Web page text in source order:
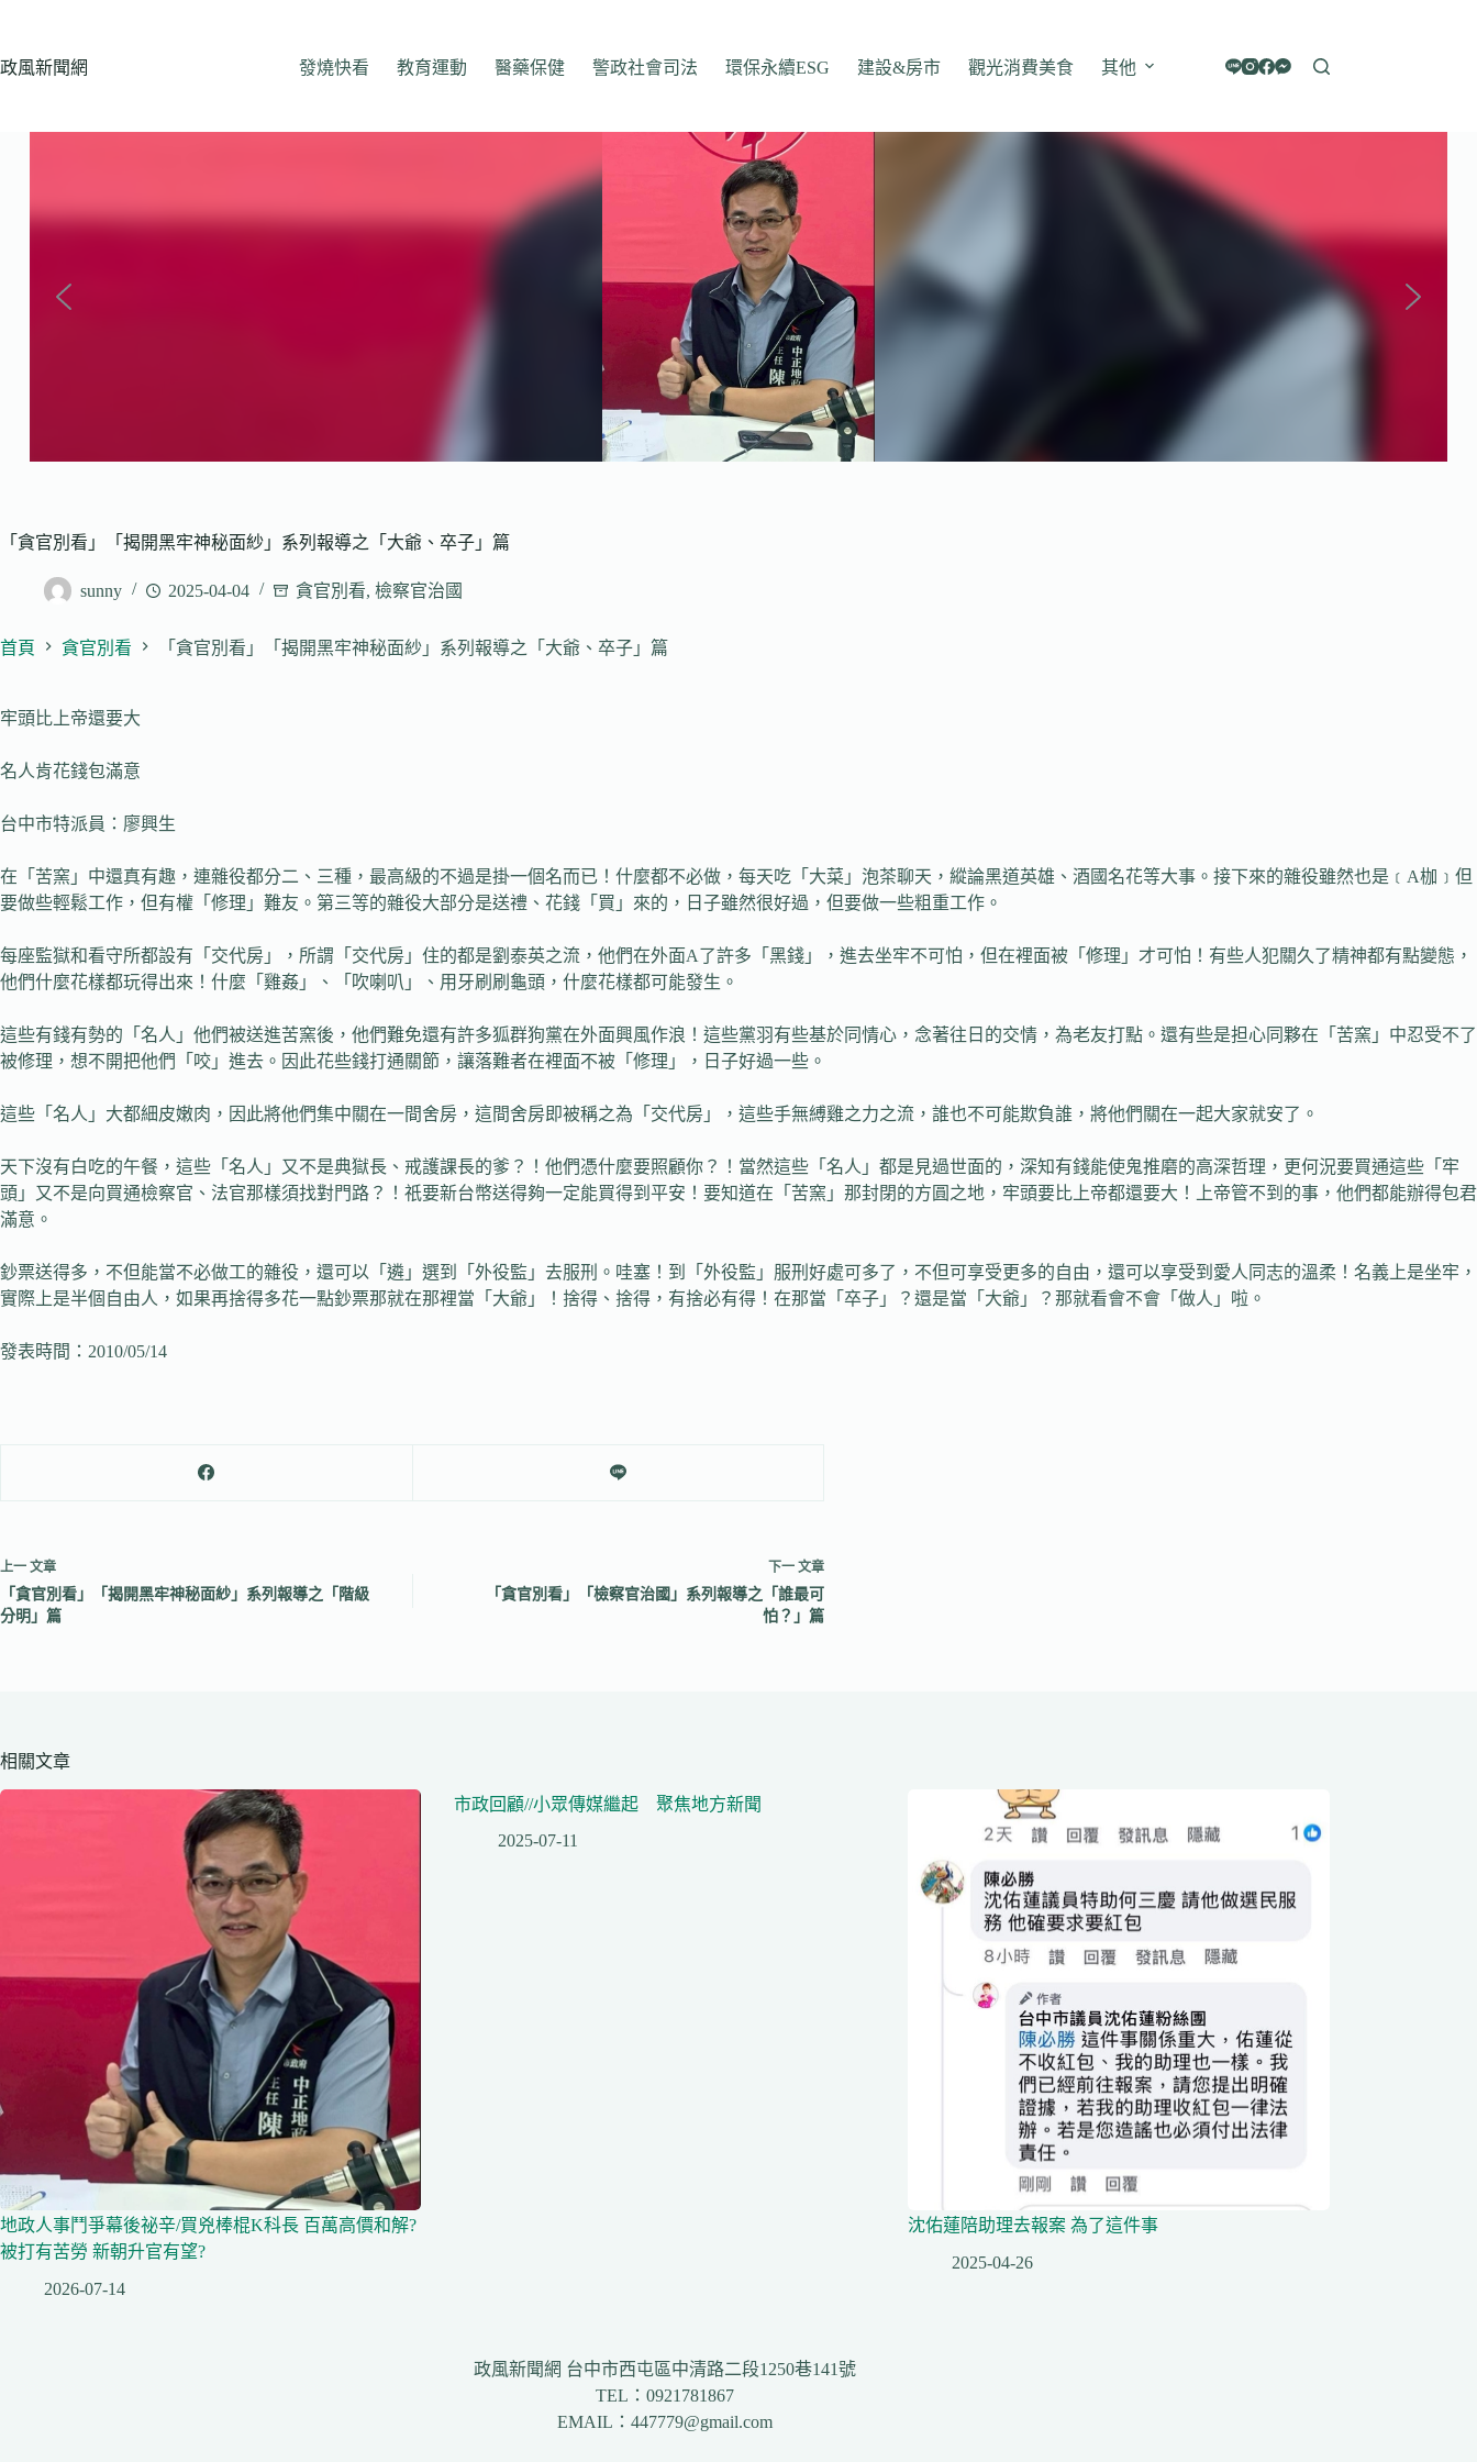
主
政風新聞網 發燒快看 教育運動 醫藥保健 警政社會司法 環保永續ESG 建設&房市 觀光消費美食 其他
「貪官別看」「揭開黑牢神秘面紗」系列報導之「大爺、卒子」篇
sunny 2025-04-04 貪官別看, 檢察官治國
首頁 貪官別看 「貪官別看」「揭開黑牢神秘面紗」系列報導之「大爺、卒子」篇
牢頭比上帝還要大
名人肯花錢包滿意
台中市特派員：廖興生
在「苦窯」中還真有趣，連雜役都分二、三種，最高級的不過是掛一個名而已！什麼都不必做，每天吃「大菜」泡茶聊天，縱論黑道英雄、酒國名花等大事。接下來的雜役雖然也是﹝A枷﹞但
要做些輕鬆工作，但有權「修理」難友。第三等的雜役大部分是送禮、花錢「買」來的，日子雖然很好過，但要做一些粗重工作。
每座監獄和看守所都設有「交代房」，所謂「交代房」住的都是劉泰英之流，他們在外面A了許多「黑錢」，進去坐牢不可怕，但在裡面被「修理」才可怕！有些人犯關久了精神都有點變態，
他們什麼花樣都玩得出來！什麼「雞姦」、「吹喇叭」、用牙刷刷龜頭，什麼花樣都可能發生。
這些有錢有勢的「名人」他們被送進苦窯後，他們難免還有許多狐群狗黨在外面興風作浪！這些黨羽有些基於同情心，念著往日的交情，為老友打點。還有些是担心同夥在「苦窯」中忍受不了
被修理，想不開把他們「咬」進去。因此花些錢打通關節，讓落難者在裡面不被「修理」，日子好過一些。
這些「名人」大都細皮嫩肉，因此將他們集中關在一間舍房，這間舍房即被稱之為「交代房」，這些手無縛雞之力之流，誰也不可能欺負誰，將他們關在一起大家就安了。
天下沒有白吃的午餐，這些「名人」又不是典獄長、戒護課長的爹？！他們憑什麼要照顧你？！當然這些「名人」都是見過世面的，深知有錢能使鬼推磨的高深哲理，更何況要買通這些「牢
頭」又不是向買通檢察官、法官那樣須找對門路？！祇要新台幣送得夠一定能買得到平安！要知道在「苦窯」那封閉的方圓之地，牢頭要比上帝都還要大！上帝管不到的事，他們都能辦得包君
滿意。
鈔票送得多，不但能當不必做工的雜役，還可以「遴」選到「外役監」去服刑。哇塞！到「外役監」服刑好處可多了，不但可享受更多的自由，還可以享受到愛人同志的溫柔！名義上是坐牢，
實際上是半個自由人，如果再捨得多花一點鈔票那就在那裡當「大爺」！捨得、捨得，有捨必有得！在那當「卒子」？還是當「大爺」？那就看會不會「做人」啦。
發表時間：2010/05/14
上一 文章
「貪官別看」「揭開黑牢神秘面紗」系列報導之「階級
分明」篇
下一 文章
「貪官別看」「檢察官治國」系列報導之「誰最可
怕？」篇
相關文章
地政人事鬥爭幕後祕辛/買兇棒棍K科長 百萬高價和解?
被打有苦勞 新朝升官有望?
2026-07-14
市政回顧//小眾傳媒繼起 聚焦地方新聞
2025-07-11
沈佑蓮陪助理去報案 為了這件事
2025-04-26
政風新聞網 台中市西屯區中清路二段1250巷141號
TEL：0921781867
EMAIL：447779@gmail.com